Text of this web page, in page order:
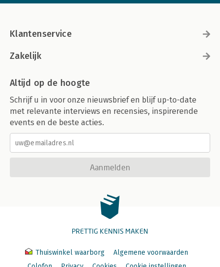
Klantenservice
Zakelijk
Altijd op de hoogte
Schrijf u in voor onze nieuwsbrief en blijf up-to-date
met relevante interviews en recensies, inspirerende
events en de beste acties.
Aanmelden
PRETTIG KENNIS MAKEN
Thuiswinkel waarborg
Algemene voorwaarden